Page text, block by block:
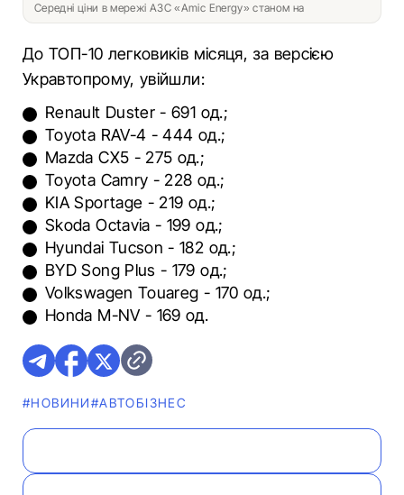
Середні ціни в мережі АЗС «Amic Energy» станом на
До ТОП-10 легковиків місяця, за версією
Укравтопрому, увійшли:
Renault Duster - 691 од.;
Toyota RAV-4 - 444 од.;
Mazda CX5 - 275 од.;
Toyota Camry - 228 од.;
KIA Sportage - 219 од.;
Skoda Octavia - 199 од.;
Hyundai Tucson - 182 од.;
BYD Song Plus - 179 од.;
Volkswagen Touareg - 170 од.;
Honda M-NV - 169 од.
#НОВИНИ#АВТОБІЗНЕС